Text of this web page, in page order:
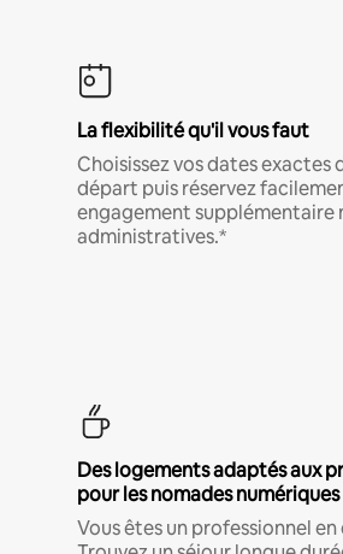
La flexibilité qu'il vous faut
Choisissez vos dates exactes
départ puis réservez
engagement supplémentaire
administratives.*
Des logements adaptés aux
pour les nomades numériques
Vous êtes un professionnel